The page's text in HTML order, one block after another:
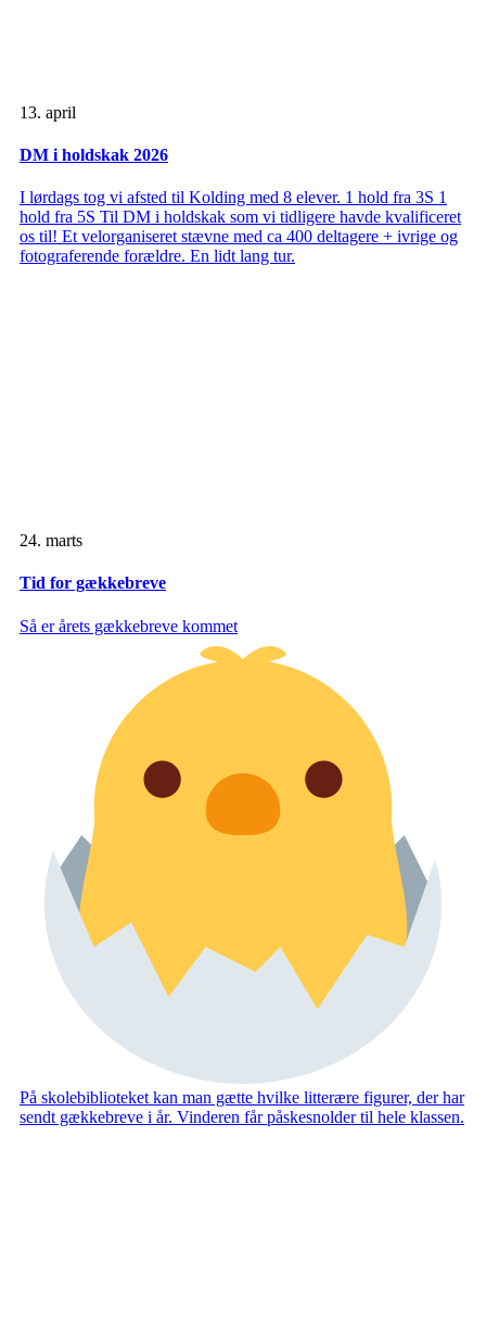
13. april
DM i holdskak 2026
I lørdags tog vi afsted til Kolding med 8 elever. 1 hold fra 3S 1
hold fra 5S Til DM i holdskak som vi tidligere havde kvalificeret
os til! Et velorganiseret stævne med ca 400 deltagere + ivrige og
fotograferende forældre. En lidt lang tur.
24. marts
Tid for gækkebreve
Så er årets gækkebreve kommet
På skolebiblioteket kan man gætte hvilke litterære figurer, der har
sendt gækkebreve i år. Vinderen får påskesnolder til hele klassen.